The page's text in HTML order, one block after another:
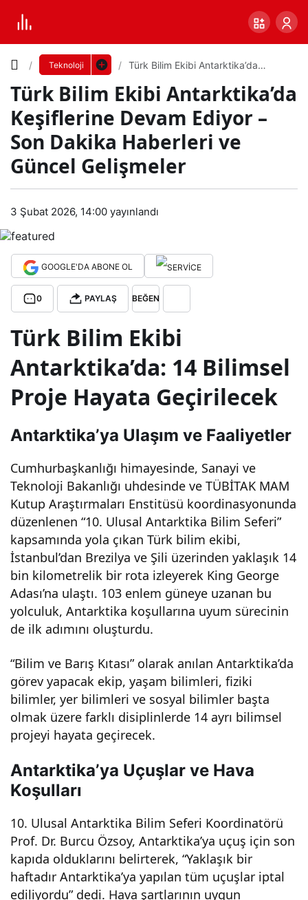
Teknoloji
Türk Bilim Ekibi Antarktika’da
Dakika Haberleri ve Güncel
Gelişmeler
Türk Bilim Ekibi Antarktika’da
Keşiflerine Devam Ediyor –
Son Dakika Haberleri ve
Güncel Gelişmeler
3 Şubat 2026, 14:00 yayınlandı
GOOGLE'DA ABONE OL
0 PAYLAŞ BEĞEN
Türk Bilim Ekibi
Antarktika’da: 14 Bilimsel
Proje Hayata Geçirilecek
Antarktika’ya Ulaşım ve Faaliyetler
Cumhurbaşkanlığı himayesinde, Sanayi ve
Teknoloji Bakanlığı uhdesinde ve TÜBİTAK MAM
Kutup Araştırmaları Enstitüsü koordinasyonunda
düzenlenen “10. Ulusal Antarktika Bilim Seferi”
kapsamında yola çıkan Türk bilim ekibi,
İstanbul’dan Brezilya ve Şili üzerinden yaklaşık 14
bin kilometrelik bir rota izleyerek King George
Adası’na ulaştı. 103 enlem güneye uzanan bu
yolculuk, Antarktika koşullarına uyum sürecinin
de ilk adımını oluşturdu.
“Bilim ve Barış Kıtası” olarak anılan Antarktika’da
görev yapacak ekip, yaşam bilimleri, fiziki
bilimler, yer bilimleri ve sosyal bilimler başta
olmak üzere farklı disiplinlerde 14 ayrı bilimsel
projeyi hayata geçirecek.
Antarktika’ya Uçuşlar ve Hava
Koşulları
10. Ulusal Antarktika Bilim Seferi Koordinatörü
Prof. Dr. Burcu Özsoy, Antarktika’ya uçuş için son
kapıda olduklarını belirterek, “Yaklaşık bir
haftadır Antarktika’ya yapılan tüm uçuşlar iptal
ediliyordu” dedi. Hava şartlarının uygun
Tür
Bili
m
Ekib
i
Ant
arkti
ka’d
a
Keşi
fleri
ne
Dev
am
Ediy
Son
Daki
ka
Yazı
Boyutunu
Ayarla
Küçük 100% Dev
Varsayılana
dön
0